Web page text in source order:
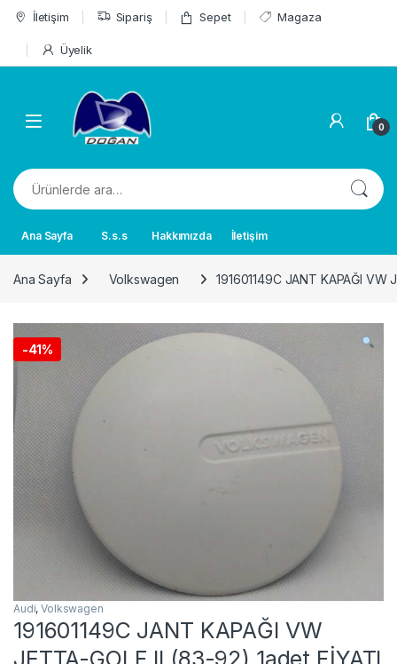
Skip to navigation
Skip to content
İletişim Sipariş Sepet Magaza
Üyelik
0
Ara:
Ana Sayfa S.s.s Hakkımızda İletişim
Ana Sayfa Volkswagen 191601149C JANT KAPAĞI VW
-41%
Audi,Volkswagen
191601149C JANT KAPAĞI VW